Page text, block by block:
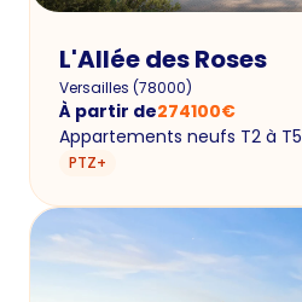
L'Allée des Roses
Versailles (78000)
À partir de274100€
Appartements neufs T2 à T5
PTZ+